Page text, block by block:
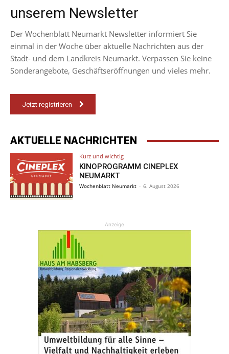
unserem Newsletter
Der Wochenblatt Neumarkt Newsletter informiert Sie
einmal in der Woche über aktuelle Nachrichten aus der
Stadt- und dem Landkreis Neumarkt. Verpassen Sie keine
Sonderangebote, Geschäftseröffnungen und vieles mehr.
Jetzt registrieren
AKTUELLE NACHRICHTEN
Kurz und wichtig
KINOPROGRAMM CINEPLEX
NEUMARKT
Wochenblatt Neumarkt - 6. August 2026
Anzeige